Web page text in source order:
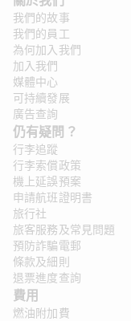
我們的故事
我們的員工
為何加入我們
加入我們
媒體中心
可持續發展
廣告查詢
仍有疑問？
行李追蹤
行李索償政策
機上延誤預案
申請航班證明書
旅行社
旅客服務及常見問題
預防詐騙電郵
條款及細則
退票進度查詢
費用
燃油附加費